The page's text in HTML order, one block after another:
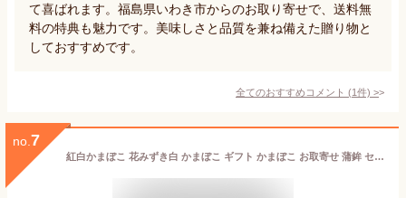
て喜ばれます。福島県いわき市からのお取り寄せで、送料無
料の特典も魅力です。美味しさと品質を兼ね備えた贈り物と
しておすすめです。
全てのおすすめコメント (1件) >
no. 7
紅白かまぼこ 花みずき白 かまぼこ ギフト かまぼこ お取寄せ 蒲鉾 セット いわき市 福島県 贈り物 贈答 シーフードおつまみ ご褒美 惣菜 母の日 父の日 お中元